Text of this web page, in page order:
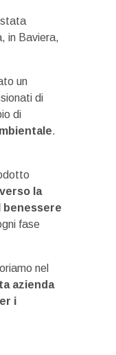
in Baviera,
un
di
di
.
la
benessere
fase
nel
azienda
i